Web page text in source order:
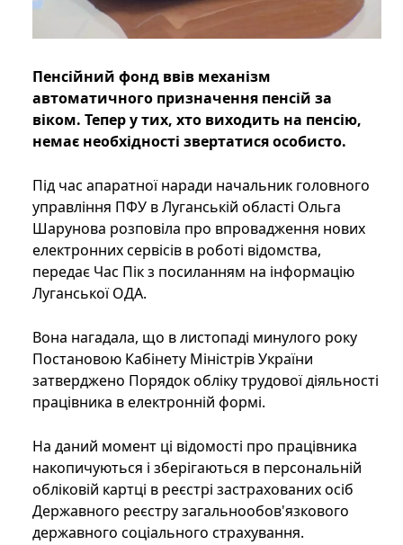
Пенсійний фонд ввів механізм
автоматичного призначення пенсій за
віком. Тепер у тих, хто виходить на пенсію,
немає необхідності звертатися особисто.
Під час апаратної наради начальник головного
управління ПФУ в Луганській області Ольга
Шарунова розповіла про впровадження нових
електронних сервісів в роботі відомства,
передає Час Пік з посиланням на інформацію
Луганської ОДА.
Вона нагадала, що в листопаді минулого року
Постановою Кабінету Міністрів України
затверджено Порядок обліку трудової діяльності
працівника в електронній формі.
На даний момент ці відомості про працівника
накопичуються і зберігаються в персональній
обліковій картці в реєстрі застрахованих осіб
Державного реєстру загальнообов'язкового
державного соціального страхування.